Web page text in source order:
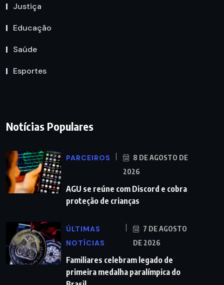
Justiça
Educação
Saúde
Esportes
Notícias Populares
PARCEIROS
8 DE AGOSTO DE
2026
AGU se reúne com Discord e cobra
proteção de crianças
ÚLTIMAS
NOTÍCIAS
7 DE AGOSTO
DE 2026
Familiares celebram legado de
primeira medalha paralímpica do